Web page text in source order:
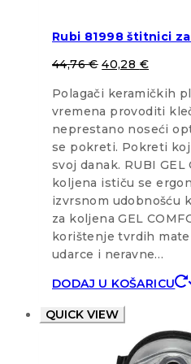
Rubi 81998 štitnici
44,76€ 40,28 €
Polagači keramičkih
vremena provoditi
neprestano noseći
se pokreti. Pokreti
svoj danak. RUBI
koljena ističu se
izvrsnom udobnošću
za koljena GEL
korištenje tvrdih
udarce i neravne…
DODAJ U KOŠARICU
QUICK VIEW